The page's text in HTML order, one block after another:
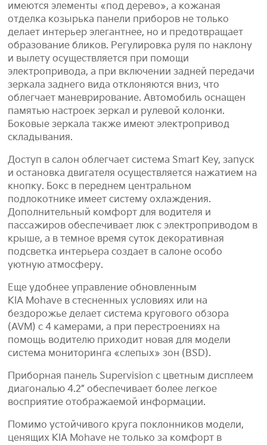
имеются элементы «под дерево», а кожаная
отделка козырька панели приборов не только
делает интерьер элегантнее, но и предотвращает
образование бликов. Регулировка руля по наклону
и вылету осуществляется при помощи
электропривода, а при включении задней передачи
зеркала заднего вида отклоняются вниз, что
облегчает маневрирование. Автомобиль оснащен
памятью настроек зеркал и рулевой колонки.
Боковые зеркала также имеют электропривод
складывания.
Доступ в салон облегчает система Smart Key, запуск
и остановка двигателя осуществляется нажатием на
кнопку. Бокс в переднем центральном
подлокотнике имеет систему охлаждения.
Дополнительный комфорт для водителя и
пассажиров обеспечивает люк с электроприводом в
крыше, а в темное время суток декоративная
подсветка интерьера создает в салоне особо
уютную атмосферу.
Еще удобнее управление обновленным
KIA Mohave в стесненных условиях или на
бездорожье делает система кругового обзора
(AVM) с 4 камерами, а при перестроениях на
помощь водителю приходит новая для модели
система мониторинга «слепых» зон (BSD).
Приборная панель Supervision с цветным дисплеем
диагональю 4.2” обеспечивает более легкое
восприятие отображаемой информации.
Помимо устойчивого круга поклонников модели,
ценящих KIA Mohave не только за комфорт в